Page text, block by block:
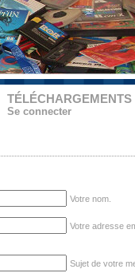
TÉLÉCHARGEMENTS
Se connecter
Votre nom.
Votre adresse
Sujet de votre